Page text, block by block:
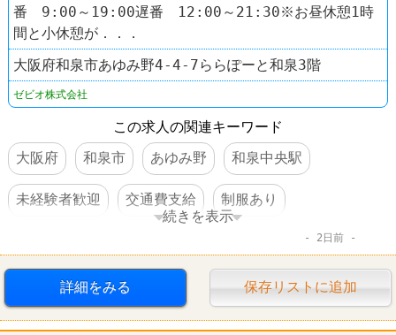
番 9:00～19:00遅番 12:00～21:30※お昼休憩1時
間と小休憩が．．．
大阪府和泉市あゆみ野4-4-7ららぽーと和泉3階
ゼビオ株式会社
この求人の関連キーワード
大阪府
和泉市 あゆみ野 和泉中央駅
未経験者歓迎 交通費支給 制服あり
賞与あり
スポーツショップ スーパースポーツゼビオ
続きを表示
2日前
詳細をみる 保存リストに追加